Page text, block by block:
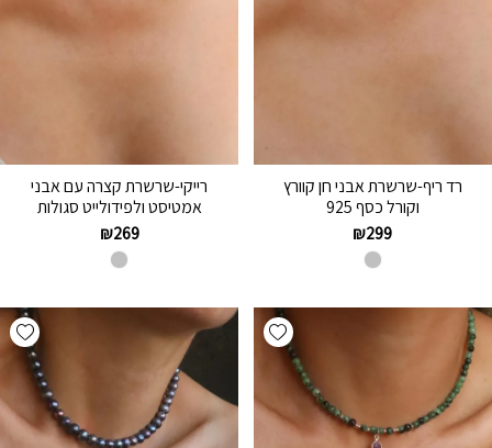
רד ריף-שרשרת אבני חן קוורץ
וקורל כסף 925
₪299
רייקי-שרשרת קצרה עם אבני
אמטיסט ולפידולייט סגולות
₪269
Add wishlist